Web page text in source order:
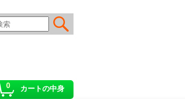
0 カートの中身